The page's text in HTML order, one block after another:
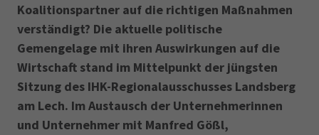
Magazin Log-in
Koalitionspartner auf die richtigen Maßnahmen
verständigt? Die aktuelle politische
Gemengelage mit ihren Auswirkungen auf die
Wirtschaft stand im Mittelpunkt der jüngsten
Sitzung des IHK-Regionalausschusses Landsberg
am Lech. Im Austausch der Unternehmerin­nen
und Unternehmer mit Manfred Gößl,